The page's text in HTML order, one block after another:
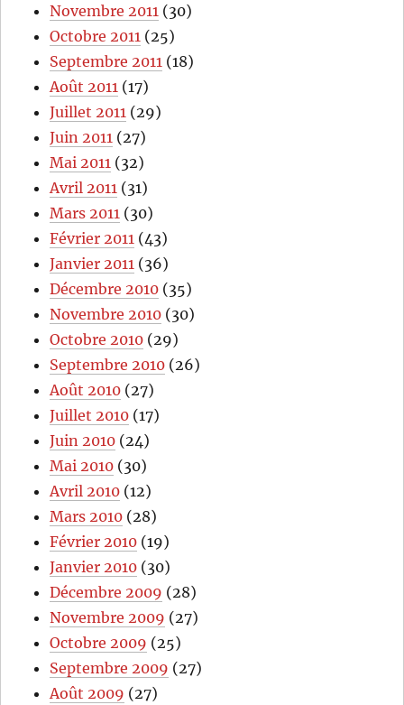
Novembre 2011 (30)
Octobre 2011 (25)
Septembre 2011 (18)
Août 2011 (17)
Juillet 2011 (29)
Juin 2011 (27)
Mai 2011 (32)
Avril 2011 (31)
Mars 2011 (30)
Février 2011 (43)
Janvier 2011 (36)
Décembre 2010 (35)
Novembre 2010 (30)
Octobre 2010 (29)
Septembre 2010 (26)
Août 2010 (27)
Juillet 2010 (17)
Juin 2010 (24)
Mai 2010 (30)
Avril 2010 (12)
Mars 2010 (28)
Février 2010 (19)
Janvier 2010 (30)
Décembre 2009 (28)
Novembre 2009 (27)
Octobre 2009 (25)
Septembre 2009 (27)
Août 2009 (27)